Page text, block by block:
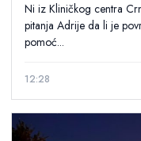
Ni iz Kliničkog centra
pitanja Adrije da li je
pomoć...
12:28